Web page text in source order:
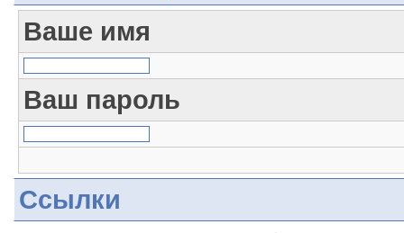
Ваше имя
Ваш пароль
Ссылки